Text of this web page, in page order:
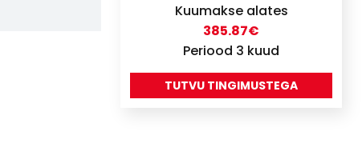
Kuumakse alates
385.87€
Periood 3 kuud
TUTVU TINGIMUSTEGA